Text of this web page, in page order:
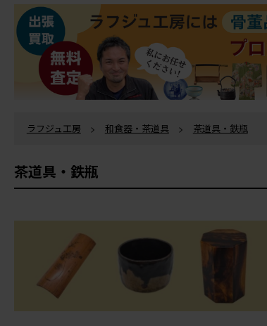
ラフジュ工房 > 和食器・茶道具 > 茶道具・鉄瓶
茶道具・鉄瓶